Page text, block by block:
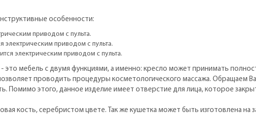
особенности:
приводом с пульта.
электрическим приводом с пульта.
электрическим приводом с пульта.
это мебель с двумя функциями, а именно: кресло может принимать
проводить процедуры косметологического массажа. Обращаем
Помимо этого, данное изделие имеет отверстие для лица, которое
кость, серебристом цвете. Так же кушетка может быть изготовлена на